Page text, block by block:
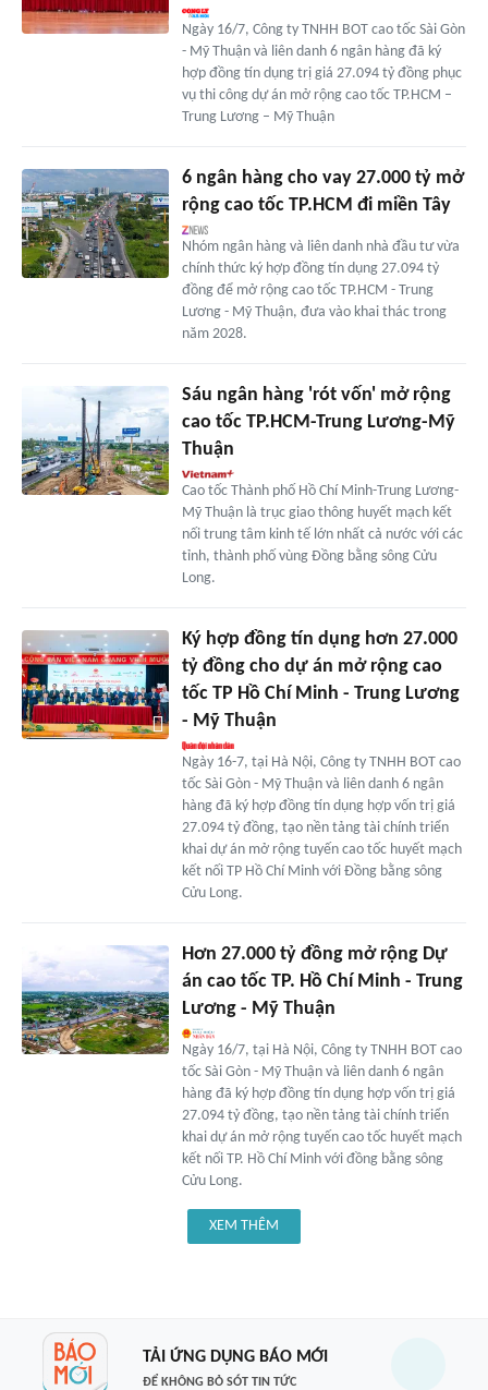
Ngày 16/7, Công ty TNHH BOT cao tốc Sài Gòn
- Mỹ Thuận và liên danh 6 ngân hàng đã ký
hợp đồng tín dụng trị giá 27.094 tỷ đồng phục
vụ thi công dự án mở rộng cao tốc TP.HCM –
Trung Lương – Mỹ Thuận
6 ngân hàng cho vay 27.000 tỷ mở
rộng cao tốc TP.HCM đi miền Tây
Nhóm ngân hàng và liên danh nhà đầu tư vừa
chính thức ký hợp đồng tín dụng 27.094 tỷ
đồng để mở rộng cao tốc TP.HCM - Trung
Lương - Mỹ Thuận, đưa vào khai thác trong
năm 2028.
Sáu ngân hàng 'rót vốn' mở rộng
cao tốc TP.HCM-Trung Lương-Mỹ
Thuận
Cao tốc Thành phố Hồ Chí Minh-Trung Lương-
Mỹ Thuận là trục giao thông huyết mạch kết
nối trung tâm kinh tế lớn nhất cả nước với các
tỉnh, thành phố vùng Đồng bằng sông Cửu
Long.
Ký hợp đồng tín dụng hơn 27.000
tỷ đồng cho dự án mở rộng cao
tốc TP Hồ Chí Minh - Trung Lương
- Mỹ Thuận
Ngày 16-7, tại Hà Nội, Công ty TNHH BOT cao
tốc Sài Gòn - Mỹ Thuận và liên danh 6 ngân
hàng đã ký hợp đồng tín dụng hợp vốn trị giá
27.094 tỷ đồng, tạo nền tảng tài chính triển
khai dự án mở rộng tuyến cao tốc huyết mạch
kết nối TP Hồ Chí Minh với Đồng bằng sông
Cửu Long.
Hơn 27.000 tỷ đồng mở rộng Dự
án cao tốc TP. Hồ Chí Minh - Trung
Lương - Mỹ Thuận
Ngày 16/7, tại Hà Nội, Công ty TNHH BOT cao
tốc Sài Gòn - Mỹ Thuận và liên danh 6 ngân
hàng đã ký hợp đồng tín dụng hợp vốn trị giá
27.094 tỷ đồng, tạo nền tảng tài chính triển
khai dự án mở rộng tuyến cao tốc huyết mạch
kết nối TP. Hồ Chí Minh với đồng bằng sông
Cửu Long.
XEM THÊM
TẢI ỨNG DỤNG BÁO MỚI
ĐỂ KHÔNG BỎ SÓT TIN TỨC